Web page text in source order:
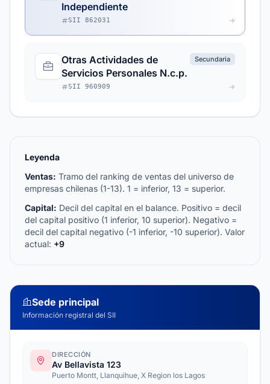
Independiente
SII 862031
Otras Actividades de
Servicios Personales N.c.p.
Secundaria
SII 960909
Leyenda
Ventas: Tramo del ranking de ventas del universo de
empresas chilenas (1-13). 1 = inferior, 13 = superior.
Capital: Decil del capital en el balance. Positivo = decil
del capital positivo (1 inferior, 10 superior). Negativo =
decil del capital negativo (-1 inferior, -10 superior). Valor
actual: +9
Sede principal
Información registral del SII
DIRECCIÓN
Av Bellavista 123
Puerto Montt, Llanquihue, X Region los Lagos